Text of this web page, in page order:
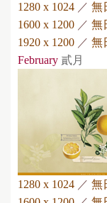
1280 x 1024 ／ 無
1600 x 1200 ／ 無
1920 x 1200 ／ 無
February 貳月
1280 x 1024 ／ 無